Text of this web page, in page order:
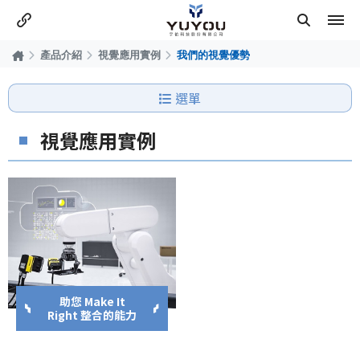
產品介紹 視覺應用實例 我們的視覺優勢
選單
視覺應用實例
助您 Make It
Right 整合的能力